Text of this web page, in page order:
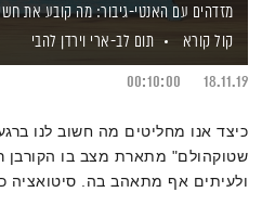
מזדהים עם האנטי-גיבור: מה קובע את
קול קורא
תום לב-ארי וירדן להבי
18.11.19
00:10:00
כיצד אנו מחליטים מה חשוב לנו
שטוקהולם" מתארת מצב בו הקורבן
ולעיתים אף מתאהב בה. סיטואציה